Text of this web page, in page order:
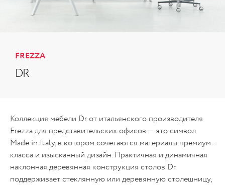
FREZZA
DR
Коллекция мебели Dr от итальянского производителя
Frezza для представительских офисов — это символ
Made in Italy, в котором сочетаются материалы премиум-
класса и изысканный дизайн. Практичная и динамичная
наклонная деревянная конструкция столов Dr
поддерживает стеклянную или деревянную столешницу,